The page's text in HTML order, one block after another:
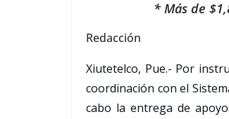
* Más de
Redacción
Xiutetelco, Pue.- Por
coordinación con el
cabo la entrega de